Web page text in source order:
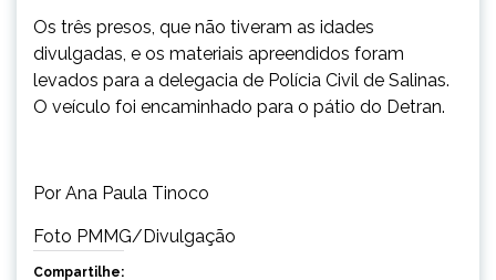
Os três presos, que não tiveram as idades
divulgadas, e os materiais apreendidos foram
levados para a delegacia de Polícia Civil de Salinas.
O veículo foi encaminhado para o pátio do Detran.
Por Ana Paula Tinoco
Foto PMMG/Divulgação
Compartilhe: